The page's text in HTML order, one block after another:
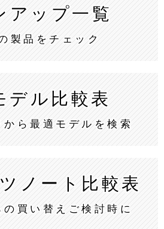
アップ一覧
製品をチェック
デル 比較表
ら最適モデルを検索
ノート 比較表
の買い替えご検討時に